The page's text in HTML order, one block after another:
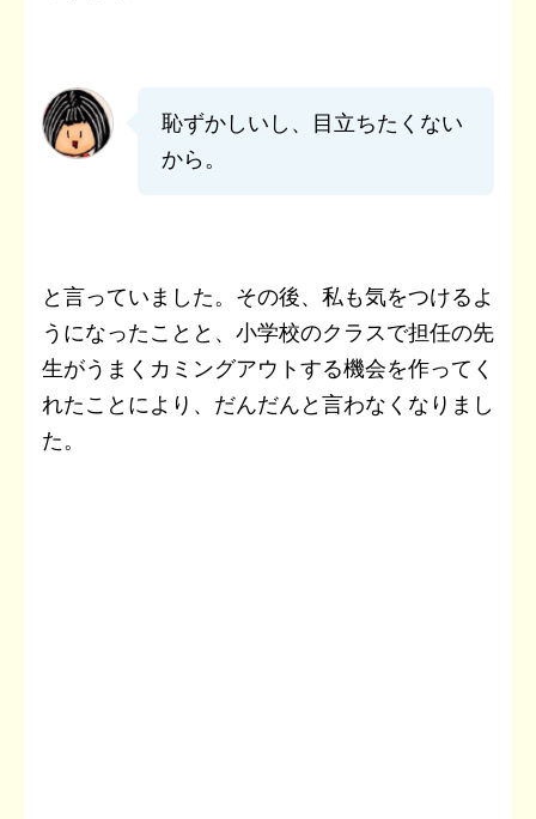
恥ずかしいし、目立ちたくない
から。
と言っていました。その後、私も気をつけるよ
うになったことと、小学校のクラスで担任の先
生がうまくカミングアウトする機会を作ってく
れたことにより、だんだんと言わなくなりまし
た。